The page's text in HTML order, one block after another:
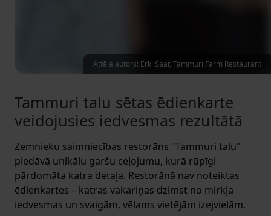
Tammuri talu sētas ēdienkarte
veidojusies iedvesmas rezultātā
Zemnieku saimniecības restorāns "Tammuri talu"
piedāvā unikālu garšu ceļojumu, kurā rūpīgi
pārdomāta katra detaļa. Restorānā nav noteiktas
ēdienkartes – katras vakariņas dzimst no mirkļa
iedvesmas un svaigām, vēlams vietējām izejvielām.
Attēla autors: Erki Saar, Tammuri Farm Restaurant